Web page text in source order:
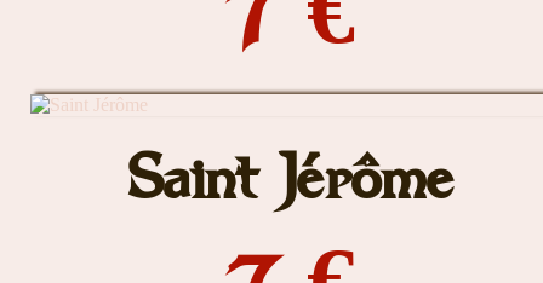
Saint Jérôme